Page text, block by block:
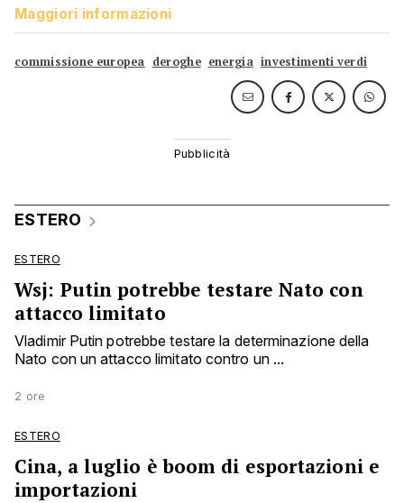
Maggiori informazioni
commissione europea deroghe energia investimenti verdi
ESTERO
ESTERO
Wsj: Putin potrebbe testare Nato con
attacco limitato
Vladimir Putin potrebbe testare la determinazione della
Nato con un attacco limitato contro un ...
2 ore
ESTERO
Cina, a luglio è boom di esportazioni e
importazioni